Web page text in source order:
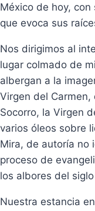
México de hoy,
que evoca sus
Nos dirigimos al
lugar colmado de
albergan a la
Virgen del
Socorro, la Virgen
varios óleos sobre
Mira, de autoría no
proceso de
los albores del siglo
Nuestra estancia